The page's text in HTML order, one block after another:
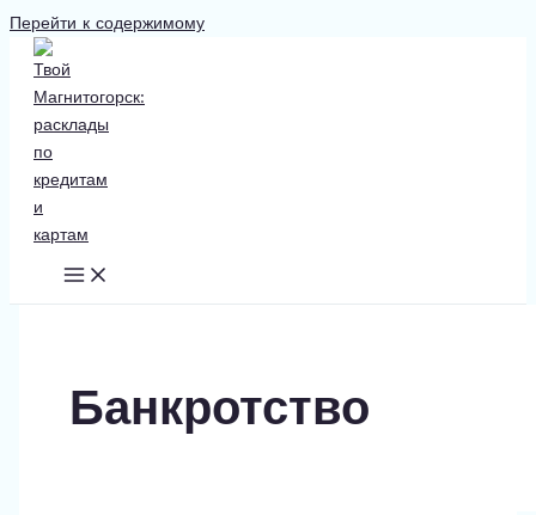
Перейти к содержимому
Банкротство